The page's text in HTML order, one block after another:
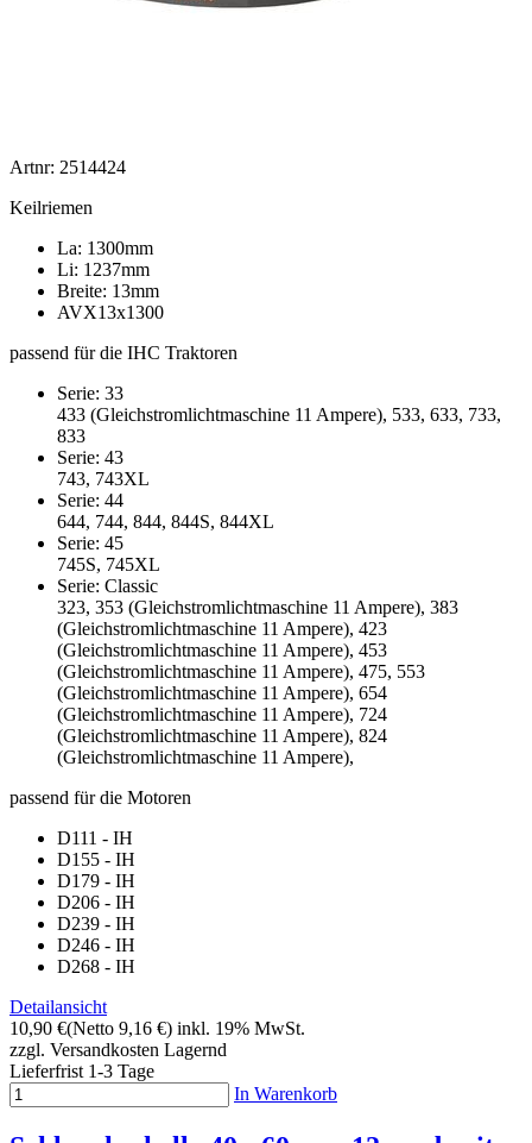
Artnr: 2514424
Keilriemen
La: 1300mm
Li: 1237mm
Breite: 13mm
AVX13x1300
passend für die IHC Traktoren
Serie: 33
433 (Gleichstromlichtmaschine 11 Ampere), 533, 633, 733,
833
Serie: 43
743, 743XL
Serie: 44
644, 744, 844, 844S, 844XL
Serie: 45
745S, 745XL
Serie: Classic
323, 353 (Gleichstromlichtmaschine 11 Ampere), 383
(Gleichstromlichtmaschine 11 Ampere), 423
(Gleichstromlichtmaschine 11 Ampere), 453
(Gleichstromlichtmaschine 11 Ampere), 475, 553
(Gleichstromlichtmaschine 11 Ampere), 654
(Gleichstromlichtmaschine 11 Ampere), 724
(Gleichstromlichtmaschine 11 Ampere), 824
(Gleichstromlichtmaschine 11 Ampere),
passend für die Motoren
D111 - IH
D155 - IH
D179 - IH
D206 - IH
D239 - IH
D246 - IH
D268 - IH
Detailansicht
10,90 €(Netto 9,16 €) inkl. 19% MwSt.
zzgl. Versandkosten Lagernd
Lieferfrist 1-3 Tage
In Warenkorb